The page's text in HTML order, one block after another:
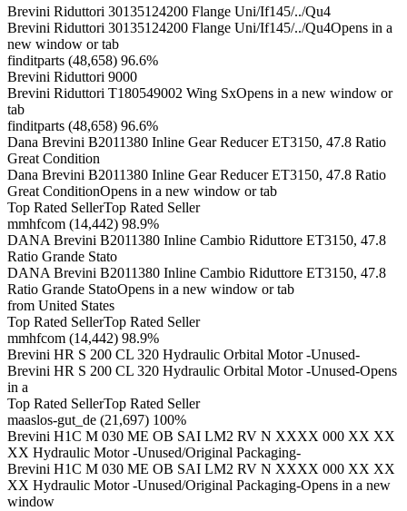
Brevini Riduttori 30135124200 Flange Uni/If145/../Qu4
Brevini Riduttori 30135124200 Flange Uni/If145/../Qu4Opens in a
new window or tab
finditparts (48,658) 96.6%
Brevini Riduttori 9000
Brevini Riduttori T180549002 Wing SxOpens in a new window or
tab
finditparts (48,658) 96.6%
Dana Brevini B2011380 Inline Gear Reducer ET3150, 47.8 Ratio
Great Condition
Dana Brevini B2011380 Inline Gear Reducer ET3150, 47.8 Ratio
Great ConditionOpens in a new window or tab
Top Rated SellerTop Rated Seller
mmhfcom (14,442) 98.9%
DANA Brevini B2011380 Inline Cambio Riduttore ET3150, 47.8
Ratio Grande Stato
DANA Brevini B2011380 Inline Cambio Riduttore ET3150, 47.8
Ratio Grande StatoOpens in a new window or tab
from United States
Top Rated SellerTop Rated Seller
mmhfcom (14,442) 98.9%
Brevini HR S 200 CL 320 Hydraulic Orbital Motor -Unused-
Brevini HR S 200 CL 320 Hydraulic Orbital Motor -Unused-Opens
in a
Top Rated SellerTop Rated Seller
maaslos-gut_de (21,697) 100%
Brevini H1C M 030 ME OB SAI LM2 RV N XXXX 000 XX XX
XX Hydraulic Motor -Unused/Original Packaging-
Brevini H1C M 030 ME OB SAI LM2 RV N XXXX 000 XX XX
XX Hydraulic Motor -Unused/Original Packaging-Opens in a new
window